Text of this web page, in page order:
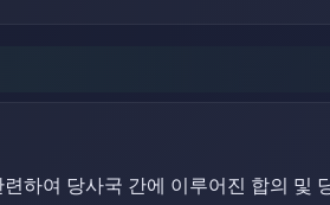
하여 당사국 간에 이루어진 합의 및